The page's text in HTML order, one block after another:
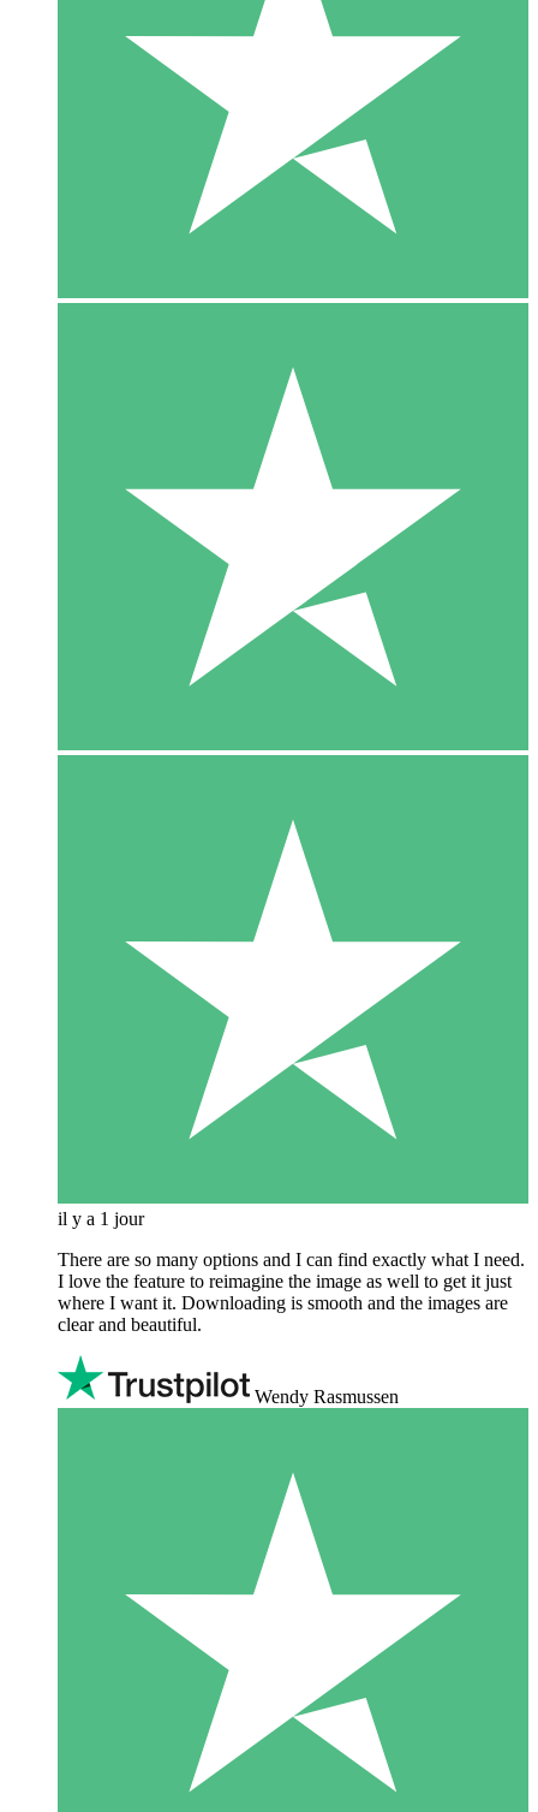
il y a 1 jour
There are so many options and I can find exactly what I need.
I love the feature to reimagine the image as well to get it just
where I want it. Downloading is smooth and the images are
clear and beautiful.
Wendy Rasmussen